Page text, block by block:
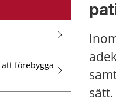
förebygga
sätt.